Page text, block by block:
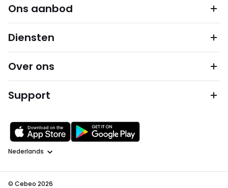
Ons aanbod
Diensten
Over ons
Support
Taal
© Cebeo 2026